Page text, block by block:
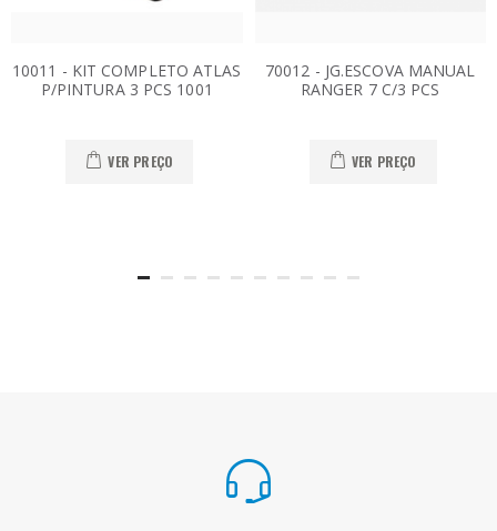
10011 - KIT COMPLETO ATLAS
P/PINTURA 3 PCS 1001
VER PREÇO
70012 - JG.ESCOVA MANUAL
RANGER 7 C/3 PCS
VER PREÇO